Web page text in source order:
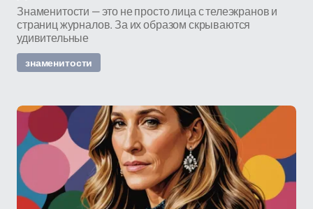
Знаменитости — это не просто лица с телеэкранов и
страниц журналов. За их образом скрываются
удивительные
знаменитости